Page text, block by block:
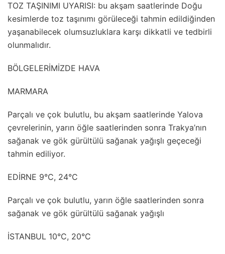
TOZ TAŞINIMI UYARISI: bu akşam saatlerinde Doğu
kesimlerde toz taşınımı görüleceği tahmin edildiğinden
yaşanabilecek olumsuzluklara karşı dikkatli ve tedbirli
olunmalıdır.
BÖLGELERİMİZDE HAVA
MARMARA
Parçalı ve çok bulutlu, bu akşam saatlerinde Yalova
çevrelerinin, yarın öğle saatlerinden sonra Trakya’nın
sağanak ve gök gürültülü sağanak yağışlı geçeceği
tahmin ediliyor.
EDİRNE 9°C, 24°C
Parçalı ve çok bulutlu, yarın öğle saatlerinden sonra
sağanak ve gök gürültülü sağanak yağışlı
İSTANBUL 10°C, 20°C